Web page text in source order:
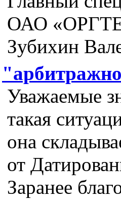
ОАО
Зубихин
Уважаемые
такая
она
от
Заранее